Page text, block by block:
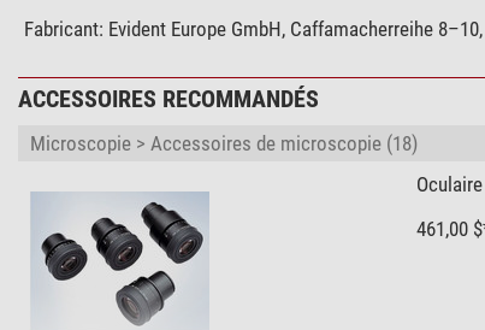
Particularités
Diaphragme de champ lumineux
Alimenté par accu
Crochet de filtre
Données générales
Utilisable de...
Fabricant: Evident Europe GmbH, Caffamacherreihe
ACCESSOIRES RECOMMANDÉS
Microscopie > Accessoires de microscopie (18)
461,00